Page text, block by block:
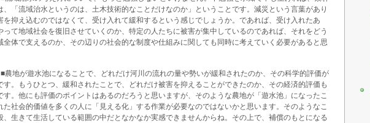
、「流域治水というのは、土木技術的なことだけなのか」ということです。減災という言葉があり
を抑え込むのではなくて、受け入れて緩和するという感じでしょうか。であれば、受け入れたあ
って地域社会を復旧させていくのか、特定の人たちに被害が集中しているのであれば、それをどう
全体で支えるのか、その辺りの社会的な制度や仕組みに関しても同時に考えていく必要があると思
■農地が遊水池になることで、どれだけ河川の流れの量や勢いが緩和されたのか、その科学的評価が
す。もうひとつ、緩和されたことで、どれだけ被害を抑えることができたのか、その経済的評価も
す。他にも評価のポイントはあるのだろうと思いますが、そのような農地が「遊水池」になったこ
た社会的価値を多くの人に「見える化」する作業が必要なのではないかと思います。そのようなこ
、生きて生活している範囲の中だとなかなか実感できませんからね。その上で、補償のもとになる